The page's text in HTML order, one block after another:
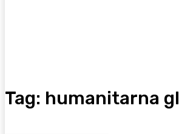
Tag: humanitarna